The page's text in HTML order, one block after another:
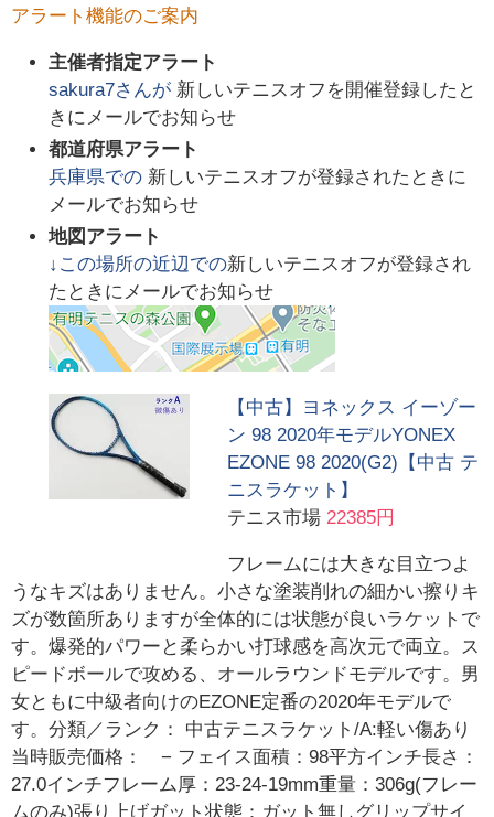
アラート機能のご案内
主催者指定アラート
sakura7さんが 新しいテニスオフを開催登録したと
きにメールでお知らせ
都道府県アラート
兵庫県での 新しいテニスオフが登録されたときに
メールでお知らせ
地図アラート
↓この場所の近辺での新しいテニスオフが登録され
たときにメールでお知らせ
【中古】ヨネックス イーゾー
ン 98 2020年モデルYONEX
EZONE 98 2020(G2)【中古 テ
ニスラケット】
テニス市場 22385円
フレームには大きな目立つよ
うなキズはありません。小さな塗装削れの細かい擦りキ
ズが数箇所ありますが全体的には状態が良いラケットで
す。爆発的パワーと柔らかい打球感を高次元で両立。ス
ピードボールで攻める、オールラウンドモデルです。男
女ともに中級者向けのEZONE定番の2020年モデルで
す。分類／ランク： 中古テニスラケット/A:軽い傷あり
当時販売価格： − フェイス面積：98平方インチ長さ：
27.0インチフレーム厚：23-24-19mm重量：306g(フレー
ムのみ)張り上げガット状態：ガット無しグリップサイ